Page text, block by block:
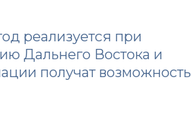
реализуется при
Дальнего Востока и
получат возможность